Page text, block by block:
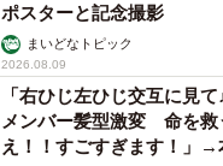
ポスターと記念撮影
まいどなトピック
2026.08.09
「右ひじ左ひじ交互に見
メンバー髪型激変 命を救
え！！すごすぎます！」→